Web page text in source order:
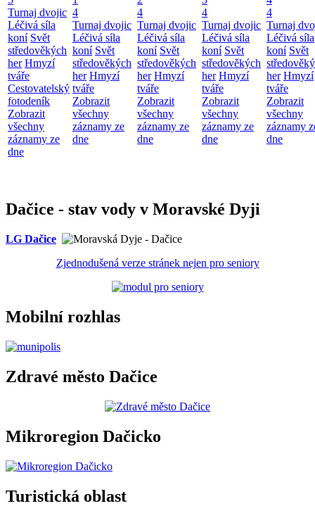
Turnaj dvojic
Léčivá síla
koní Svět
středověkých
her Hmyzí
tváře
Cestovatelský
fotodeník
Zobrazit
všechny
záznamy ze
dne
4
Turnaj dvojic
Léčivá síla
koní Svět
středověkých
her Hmyzí
tváře
Zobrazit
všechny
záznamy ze
dne
4
Turnaj dvojic
Léčivá síla
koní Svět
středověkých
her Hmyzí
tváře
Zobrazit
všechny
záznamy ze
dne
4
Turnaj dvojic
Léčivá síla
koní Svět
středověkých
her Hmyzí
tváře
Zobrazit
všechny
záznamy ze
dne
4
Turnaj
Léčivá síla
koní Svět
her Hmyzí
tváře
Zobrazit
všechny
záznamy
dne
Dačice - stav vody v Moravské Dyji
LG Dačice
Zjednodušená verze stránek nejen pro seniory
Mobilní rozhlas
Zdravé město Dačice
Mikroregion Dačicko
Turistická oblast